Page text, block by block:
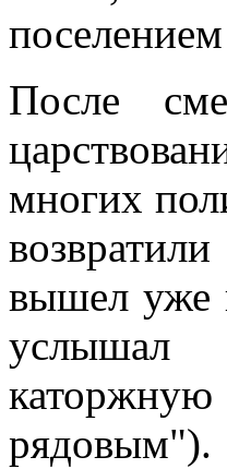
После
многих
вышел уже
услышал
рядовым").